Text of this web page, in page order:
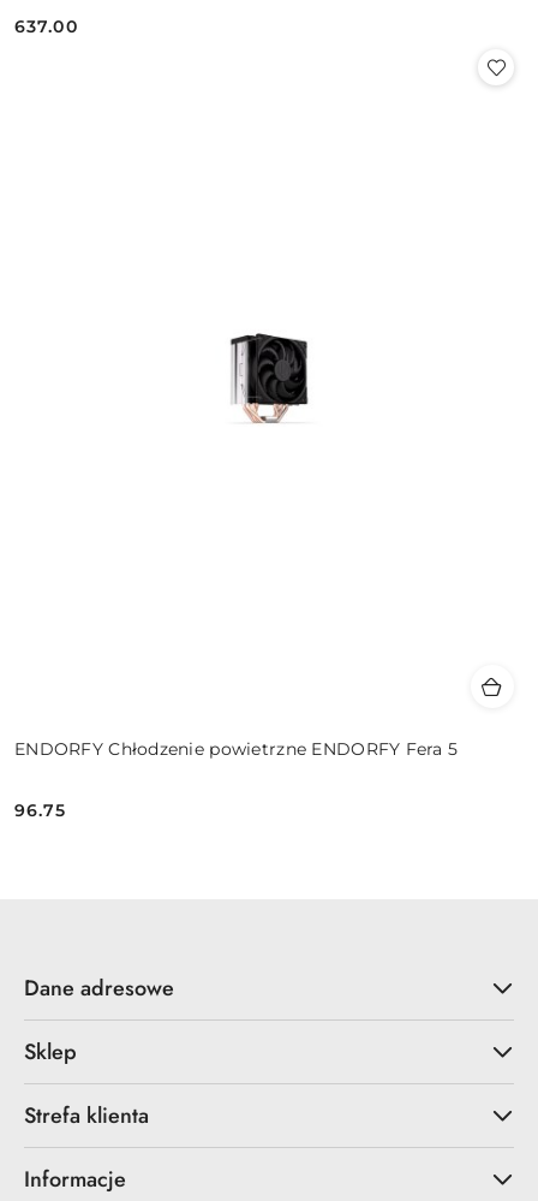
Cena:
637.00
ENDORFY Chłodzenie powietrzne ENDORFY Fera 5
Cena:
96.75
Dane adresowe
Sklep
Strefa klienta
Informacje